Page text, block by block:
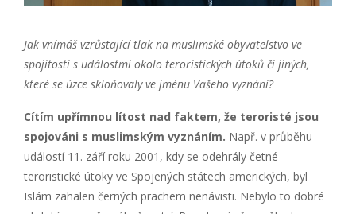
Jak vnímáš vzrůstající tlak na muslimské obyvatelstvo ve
spojitosti s událostmi okolo teroristických útoků či jiných,
které se úzce skloňovaly ve jménu Vašeho vyznání?
Cítím upřímnou lítost nad faktem, že teroristé jsou
spojováni s muslimským vyznáním. Např. v průběhu
událostí 11. září roku 2001, kdy se odehrály četné
teroristické útoky ve Spojených státech amerických, byl
Islám zahalen černých prachem nenávisti. Nebylo to dobré